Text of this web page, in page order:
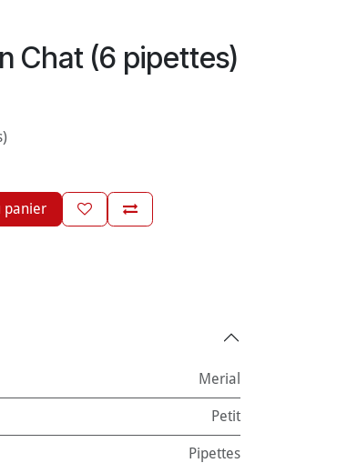
Chat (6 pipettes)
panier
Merial
Petit
Pipettes